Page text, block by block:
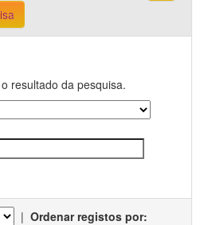
resultado da pesquisa.
| Ordenar registos por: